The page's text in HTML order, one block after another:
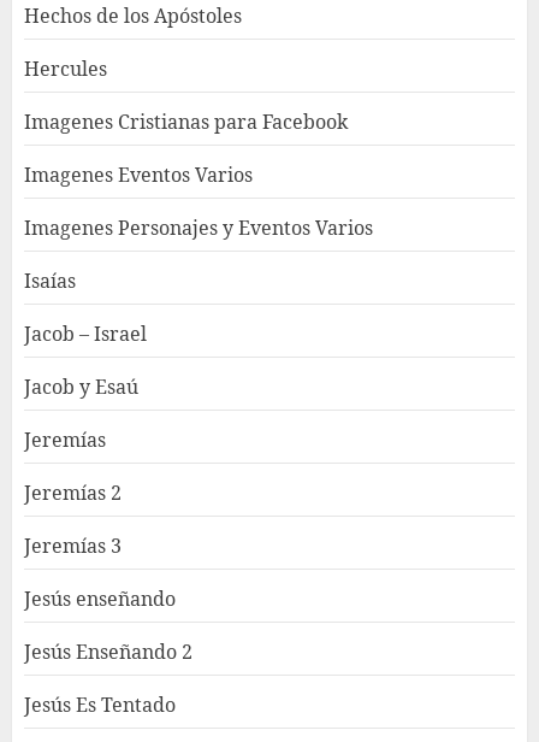
Hechos de los Apóstoles
Hercules
Imagenes Cristianas para Facebook
Imagenes Eventos Varios
Imagenes Personajes y Eventos Varios
Isaías
Jacob – Israel
Jacob y Esaú
Jeremías
Jeremías 2
Jeremías 3
Jesús enseñando
Jesús Enseñando 2
Jesús Es Tentado